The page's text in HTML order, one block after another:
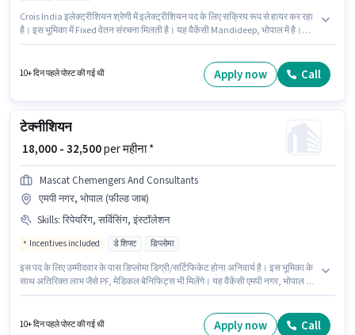
Crois India इलेक्ट्रीशियन श्रेणी में इलेक्ट्रीशियन पद के लिए सक्रिय रूप से हायर कर रहा
है। इस भूमिका में Fixed वेतन संरचना मिलती है। यह वैकेंसी Mandideep, भोपाल में है।
आवश्यक दस्तावेज़ जैसे PAN कार्ड, आधार कार्ड, 4-व्हीलर ड्राइविंग लाइसेंस, बैंक अकाउंट
10+ दिन पहले पोस्ट की गई थी Apply now Call
टेक्नीशियन
₹ 18,000 - 32,500per महीना *
Mascat Chemengers And Consultants
एमपी नगर, भोपाल (फील्ड जाब)
Skills: रिपेयरिंग, सर्विसिंग, इंस्टॉलेशन
Incentives included डे शिफ्ट डिप्लोमा
इस पद के लिए उम्मीदवार के पास डिप्लोमा डिग्री/सर्टिफिकेट होना अनिवार्य है। इस भूमिका के
साथ अतिरिक्त लाभ जैसे PF, मेडिकल बेनिफिट्स भी मिलेंगे। यह वैकेंसी एमपी नगर, भोपाल में
इस पद के लिए Fixed + Incentives सैलरी उपलब्ध है।
10+ दिन पहले पोस्ट की गई थी Apply now Call